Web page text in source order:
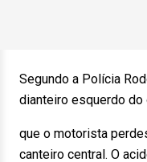
Segundo a Polícia
dianteiro esquerdo
que o motorista
canteiro central. O